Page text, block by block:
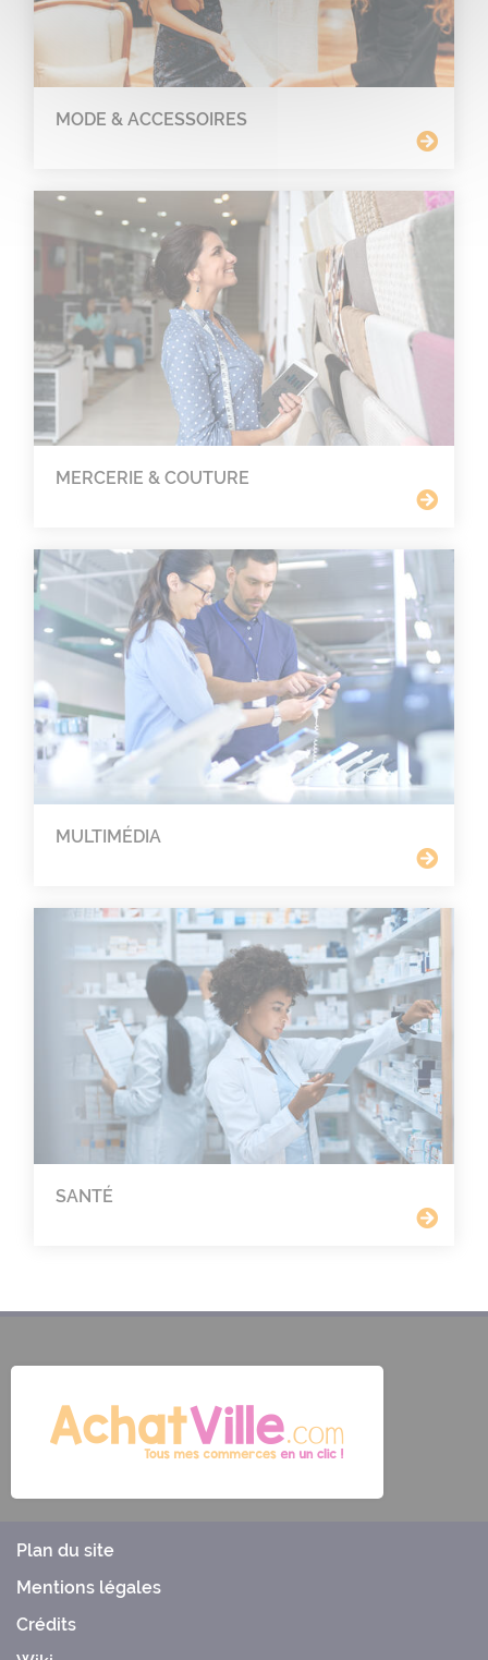
MODE & ACCESSOIRES
MERCERIE & COUTURE
MULTIMÉDIA
SANTÉ
Plan du site
Mentions légales
Crédits